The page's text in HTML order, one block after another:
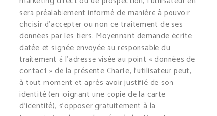
sera préalablement informé de manière à pouvoir
choisir d’accepter ou non ce traitement de ses
données par les tiers. Moyennant demande écrite
datée et signée envoyée au responsable du
traitement à l’adresse visée au point « données de
contact » de la présente Charte, l’utilisateur peut,
à tout moment et après avoir justifié de son
identité (en joignant une copie de la carte
d’identité), s’opposer gratuitement à la